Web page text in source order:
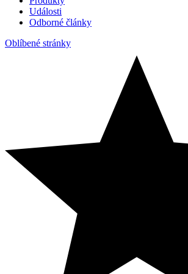
Události
Odborné články
Oblíbené stránky